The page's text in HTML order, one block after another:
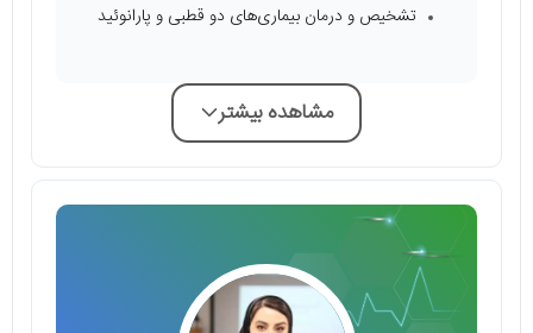
تشخیص و درمان بیماری‌های دو قطبی و پارانوئید
مشاهده بیشتر